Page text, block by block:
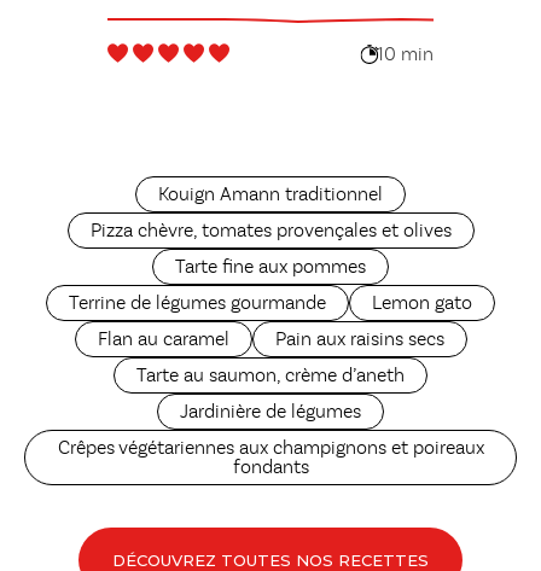
10 min
Kouign Amann traditionnel
Pizza chèvre, tomates provençales et olives
Tarte fine aux pommes
Terrine de légumes gourmande
Lemon gato
Flan au caramel
Pain aux raisins secs
Tarte au saumon, crème d’aneth
Jardinière de légumes
Crêpes végétariennes aux champignons et poireaux
fondants
DÉCOUVREZ TOUTES NOS RECETTES